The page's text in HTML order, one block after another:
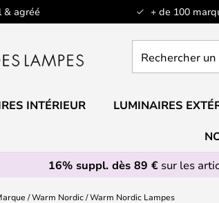
& agréé + de 100
un
catégorie...
INTÉRIEUR LUMINAIRES
16% suppl. dès 89 €sur les
Warm Nordic Warm Nordic Lampes